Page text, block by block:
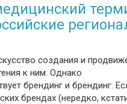
создания и
к ним. Однако
брендинг и брендинг.
брендах (нередко,